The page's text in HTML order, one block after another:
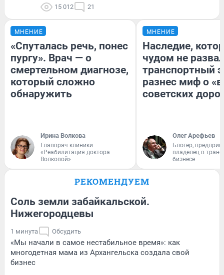
15 012 21
МНЕНИЕ
«Спуталась речь, понес
пургу». Врач — о
смертельном диагнозе,
который сложно
обнаружить
Ирина Волкова
Главврач клиники
«Реабилитация доктора
Волковой»
МНЕНИЕ
Наследие,
чудом не
транспортный
разнес миф о
советских
Олег Арефьев
Блогер,
владелец в
бизнесе
РЕКОМЕНДУЕМ
Соль земли забайкальской.
Нижегородцевы
1 минута Обсудить
«Мы начали в самое нестабильное время»: как
многодетная мама из Архангельска создала свой
бизнес